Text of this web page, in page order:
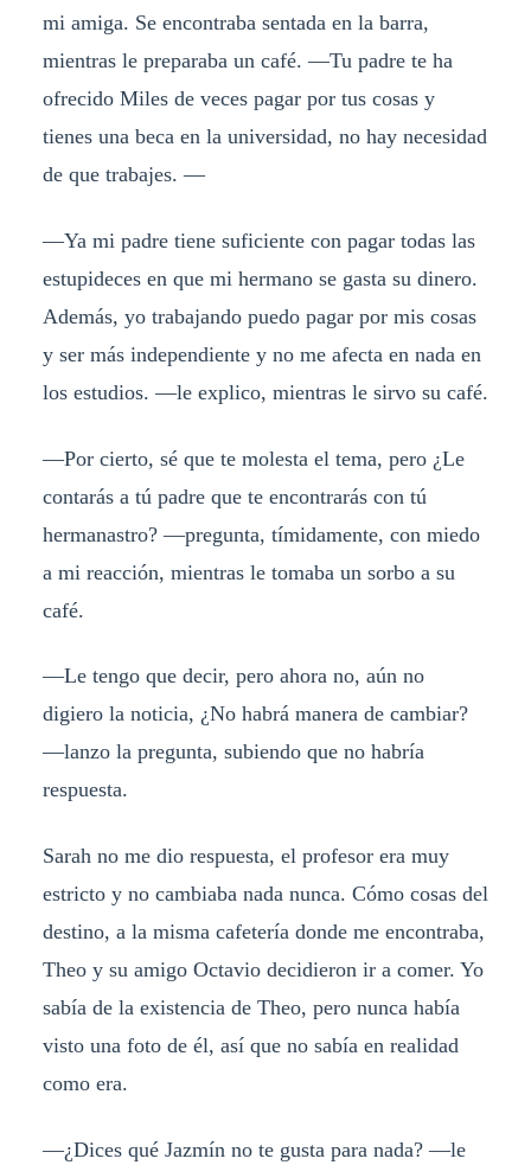
mi amiga. Se encontraba sentada en la barra,
mientras le preparaba un café. —Tu padre te ha
ofrecido Miles de veces pagar por tus cosas y
tienes una beca en la universidad, no hay necesidad
de que trabajes. —
—Ya mi padre tiene suficiente con pagar todas las
estupideces en que mi hermano se gasta su dinero.
Además, yo trabajando puedo pagar por mis cosas
y ser más independiente y no me afecta en nada en
los estudios. —le explico, mientras le sirvo su café.
—Por cierto, sé que te molesta el tema, pero ¿Le
contarás a tú padre que te encontrarás con tú
hermanastro? —pregunta, tímidamente, con miedo
a mi reacción, mientras le tomaba un sorbo a su
café.
—Le tengo que decir, pero ahora no, aún no
digiero la noticia, ¿No habrá manera de cambiar?
—lanzo la pregunta, subiendo que no habría
respuesta.
Sarah no me dio respuesta, el profesor era muy
estricto y no cambiaba nada nunca. Cómo cosas del
destino, a la misma cafetería donde me encontraba,
Theo y su amigo Octavio decidieron ir a comer. Yo
sabía de la existencia de Theo, pero nunca había
visto una foto de él, así que no sabía en realidad
como era.
—¿Dices qué Jazmín no te gusta para nada? —le